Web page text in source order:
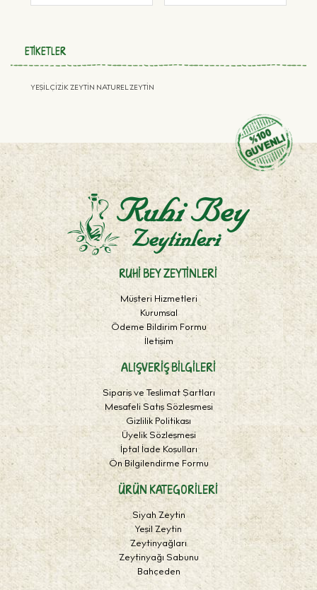
ETIKETLER
YEŞİL ÇİZİK ZEYTİN NATUREL ZEYTİN
RUHI BEY ZEYTINLERI
Müşteri Hizmetleri
Kurumsal
Ödeme Bildirim Formu
İletişim
ALIŞVERIŞ BILGILERI
Sipariş ve Teslimat Şartları
Mesafeli Satış Sözleşmesi
Gizlilik Politikası
Üyelik Sözleşmesi
İptal İade Koşulları
Ön Bilgilendirme Formu
ÜRÜN KATEGORILERI
Siyah Zeytin
Yeşil Zeytin
Zeytinyağları
Zeytinyağı Sabunu
Bahçeden